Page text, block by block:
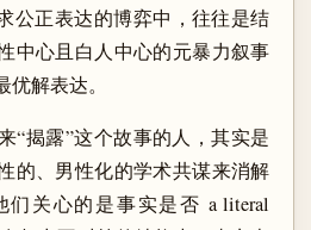
公正表达的博弈中，往往是结
中心且白人中心的元暴力叙事
解表达。
“揭露”这个故事的人，其实是
的、男性化的学术共谋来消解
关心的是事实是否 a literal